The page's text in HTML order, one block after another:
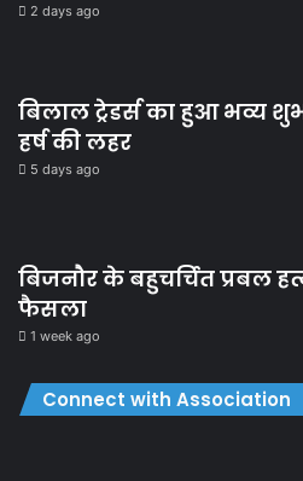
2 days ago
बिलाल ट्रेडर्स का हुआ भव्य
हर्ष की लहर
5 days ago
बिजनौर के बहुचर्चित प्रबल
फैसला
1 week ago
Connect with Association